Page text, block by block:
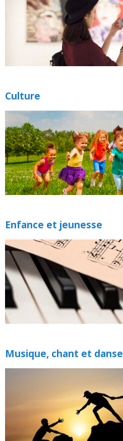
Culture
Enfance et jeunesse
Musique, chant et danse